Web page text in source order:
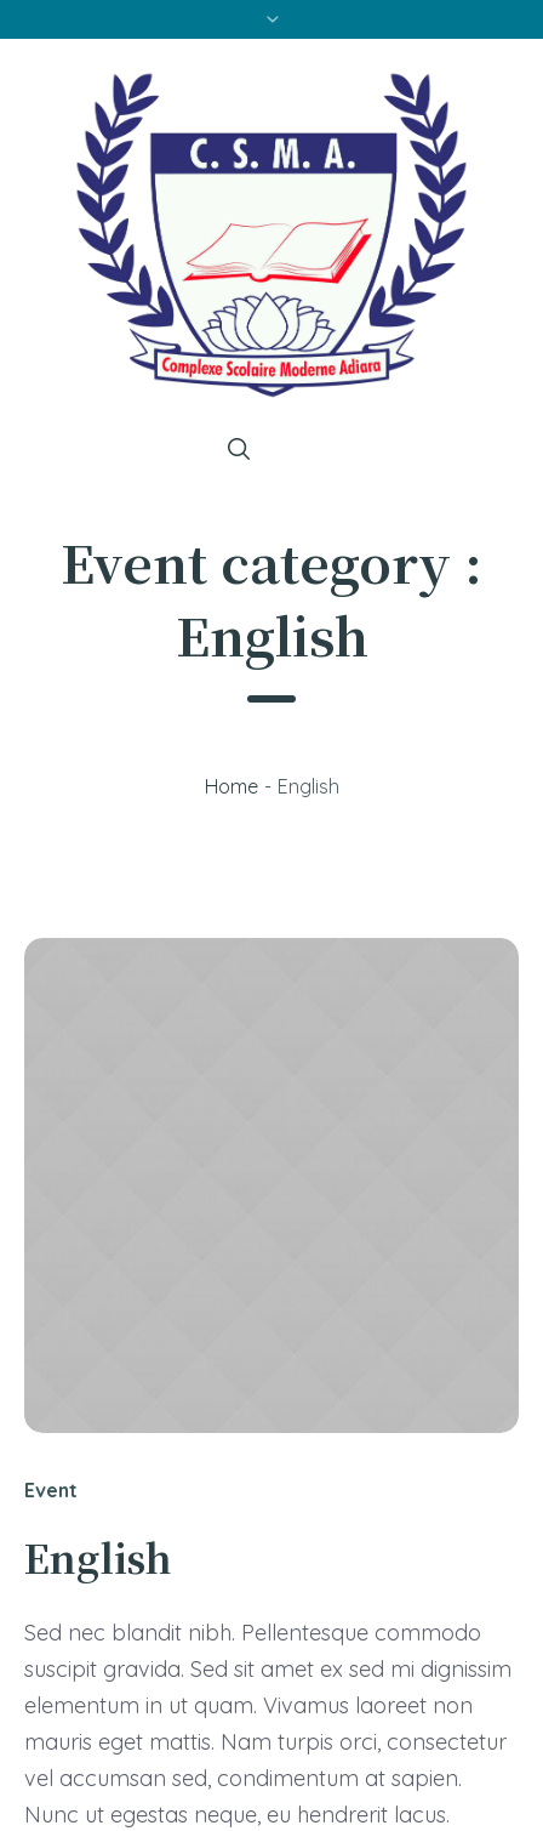
Event category :
English
Home - English
Event
English
Sed nec blandit nibh. Pellentesque commodo
suscipit gravida. Sed sit amet ex sed mi dignissim
elementum in ut quam. Vivamus laoreet non
mauris eget mattis. Nam turpis orci, consectetur
vel accumsan sed, condimentum at sapien.
Nunc ut egestas neque, eu hendrerit lacus.